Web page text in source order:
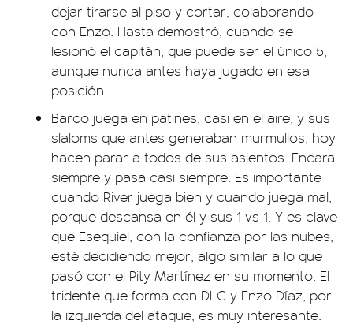
dejar tirarse al piso y cortar, colaborando
con Enzo. Hasta demostró, cuando se
lesionó el capitán, que puede ser el único 5,
aunque nunca antes haya jugado en esa
posición.
Barco juega en patines, casi en el aire, y sus
slaloms que antes generaban murmullos, hoy
hacen parar a todos de sus asientos. Encara
siempre y pasa casi siempre. Es importante
cuando River juega bien y cuando juega mal,
porque descansa en él y sus 1 vs 1. Y es clave
que Esequiel, con la confianza por las nubes,
esté decidiendo mejor, algo similar a lo que
pasó con el Pity Martínez en su momento. El
tridente que forma con DLC y Enzo Díaz, por
la izquierda del ataque, es muy interesante.